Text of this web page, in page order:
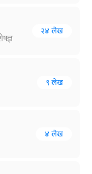
२४ लेख
९ लेख
४ लेख